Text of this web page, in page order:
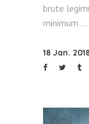
brute
minimum
18 Jan.